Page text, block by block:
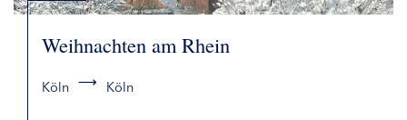
Weihnachten am Rhein
Köln Köln